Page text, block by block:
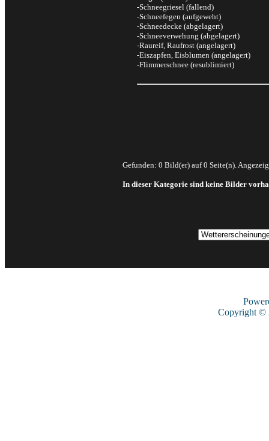
-Schneegriesel (fallend)
-Schneefegen (aufgeweht)
-Schneedecke (abgelagert)
-Schneeverwehung (abgelagert)
-Raureif, Raufrost (angelagert)
-Eiszapfen, Eisblumen (angelagert)
-Flimmerschnee (resublimiert)
Gefunden: 0 Bild(er) auf 0 Seite(n).
In dieser Kategorie sind keine Bilder
Copyright ©